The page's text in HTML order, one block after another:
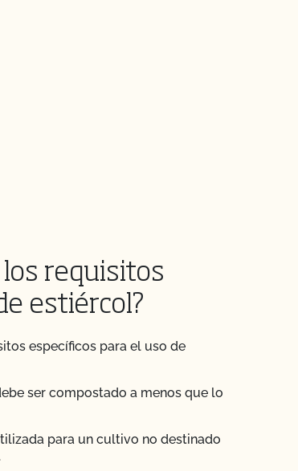
los requisitos
estiércol?
específicos para el uso de
ser compostado a menos que lo
para un cultivo no destinado